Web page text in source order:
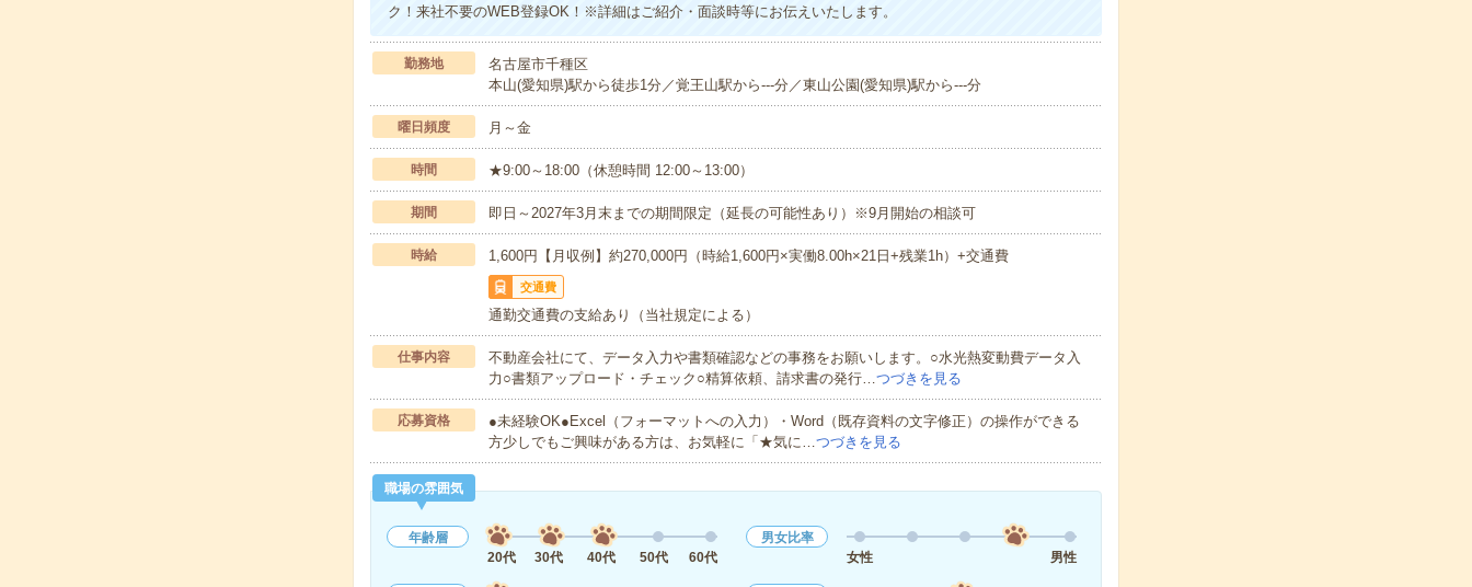
ク！来社不要のWEB登録OK！※詳細はご紹介・面談時等にお伝えいたします。
勤務地
名古屋市千種区
本山(愛知県)駅から徒歩1分／覚王山駅から---分／東山公園(愛知県)駅から---分
曜日頻度 月～金
時間 ★9:00～18:00（休憩時間 12:00～13:00）
期間 即日～2027年3月末までの期間限定（延長の可能性あり）※9月開始の相談可
時給 1,600円【月収例】約270,000円（時給1,600円×実働8.00h×21日+残業1h）+交通費
交通費
通勤交通費の支給あり（当社規定による）
仕事内容
不動産会社にて、データ入力や書類確認などの事務をお願いします。○水光熱変動費データ入
力○書類アップロード・チェック○精算依頼、請求書の発行…つづきを見る
応募資格
●未経験OK●Excel（フォーマットへの入力）・Word（既存資料の文字修正）の操作ができる
方少しでもご興味がある方は、お気軽に「★気に…つづきを見る
職場の雰囲気
年齢層
20代
30代 40代 50代 60代
男女比率
女性
男性